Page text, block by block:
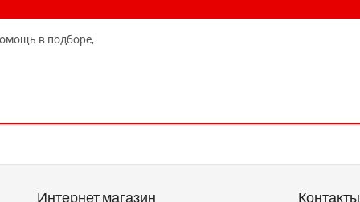
в подборе,
Интернет магазин Контакты